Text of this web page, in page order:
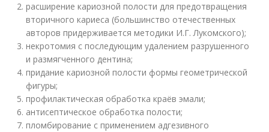
расширение кариозной полости для предотвращения
вторичного кариеса (большинство отечественных
авторов придерживается методики И.Г. Лукомского);
некротомия с последующим удалением разрушенного
и размягченного дентина;
придание кариозной полости формы геометрической
фигуры;
профилактическая обработка краёв эмали;
антисептическое обработка полости;
пломбирование с применением адгезивного